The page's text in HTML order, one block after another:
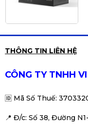
THÔNG TIN LIÊN HỆ
CÔNG TY TNHH
🆔 Mã Số Thuế:
📍 Đ/c: Số 38, Đường